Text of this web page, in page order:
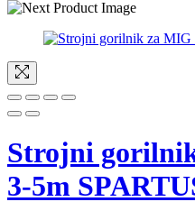
Strojni
3-5m